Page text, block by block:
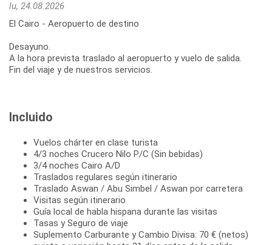
lu, 24.08.2026
El Cairo - Aeropuerto de destino
Desayuno.
A la hora prevista traslado al aeropuerto y vuelo de salida.
Fin del viaje y de nuestros servicios.
Incluido
Vuelos chárter en clase turista
4/3 noches Crucero Nilo P/C (Sin bebidas)
3/4 noches Cairo A/D
Traslados regulares según itinerario
Traslado Aswan / Abu Simbel / Aswan por carretera
Visitas según itinerario
Guía local de habla hispana durante las visitas
Tasas y Seguro de viaje
Suplemento Carburante y Cambio Divisa: 70 € (netos)